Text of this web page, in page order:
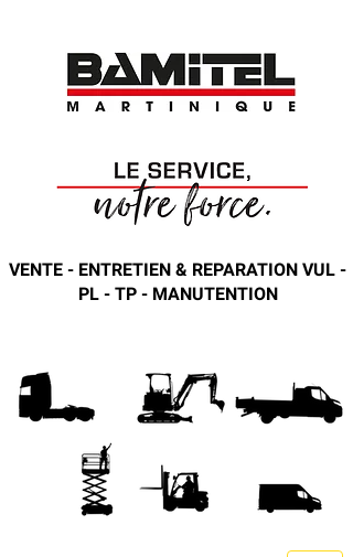
VENTE - ENTRETIEN & REPARATION VUL -
PL - TP - MANUTENTION